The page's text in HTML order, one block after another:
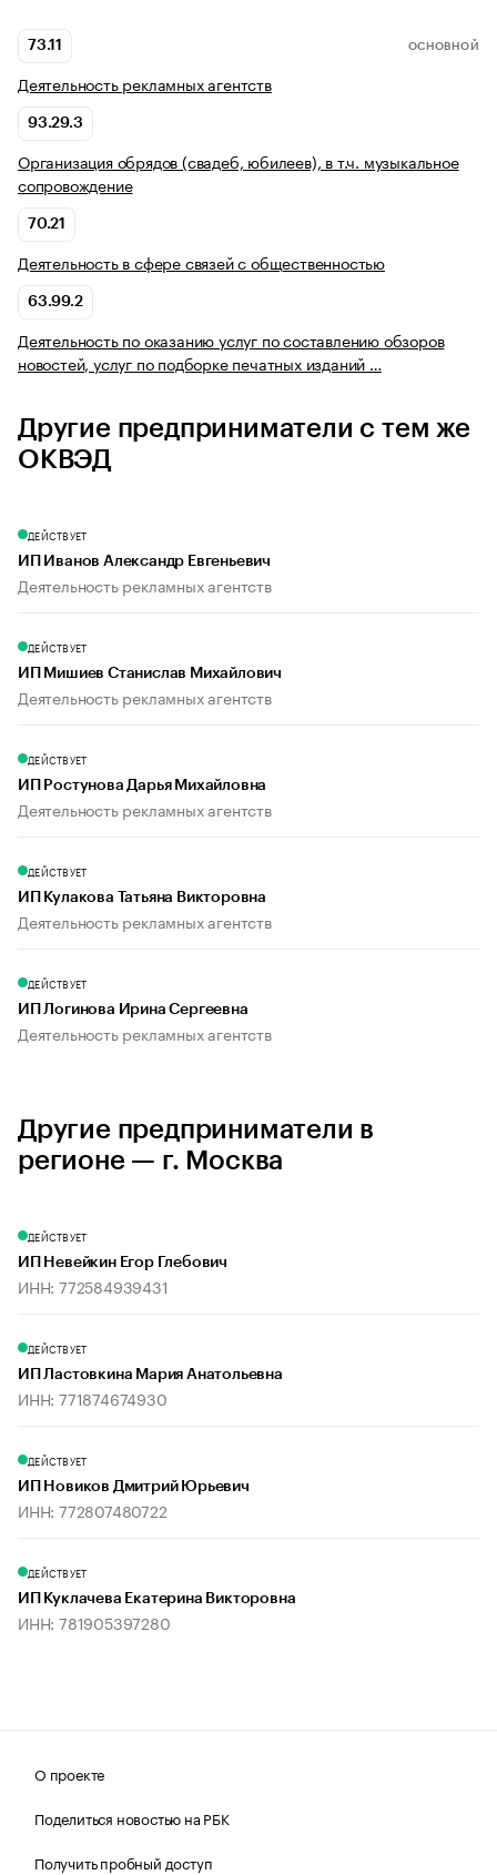
73.11 ОСНОВНОЙ
Деятельность рекламных агентств
93.29.3
Организация обрядов (свадеб, юбилеев), в т.ч. музыкальное
сопровождение
70.21
Деятельность в сфере связей с общественностью
63.99.2
Деятельность по оказанию услуг по составлению обзоров
новостей, услуг по подборке печатных изданий …
Другие предприниматели с тем же
ОКВЭД
ДЕЙСТВУЕТ
ИП Иванов Александр Евгеньевич
Деятельность рекламных агентств
ДЕЙСТВУЕТ
ИП Мишиев Станислав Михайлович
Деятельность рекламных агентств
ДЕЙСТВУЕТ
ИП Ростунова Дарья Михайловна
Деятельность рекламных агентств
ДЕЙСТВУЕТ
ИП Кулакова Татьяна Викторовна
Деятельность рекламных агентств
ДЕЙСТВУЕТ
ИП Логинова Ирина Сергеевна
Деятельность рекламных агентств
Другие предприниматели в
регионе — г. Москва
ДЕЙСТВУЕТ
ИП Невейкин Егор Глебович
ИНН: 772584939431
ДЕЙСТВУЕТ
ИП Ластовкина Мария Анатольевна
ИНН: 771874674930
ДЕЙСТВУЕТ
ИП Новиков Дмитрий Юрьевич
ИНН: 772807480722
ДЕЙСТВУЕТ
ИП Куклачева Екатерина Викторовна
ИНН: 781905397280
О проекте
Поделиться новостью на РБК
Получить пробный доступ